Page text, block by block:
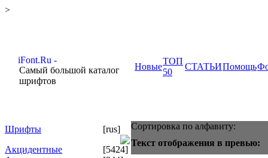
>
Самый большой каталог
шрифтов
Новые
ТОП
50
СТАТЬИПомощь
Шрифты
[rus]
Акцидентные
[5424]
Сортировка по алфавиту:
Текст отображения в превью: